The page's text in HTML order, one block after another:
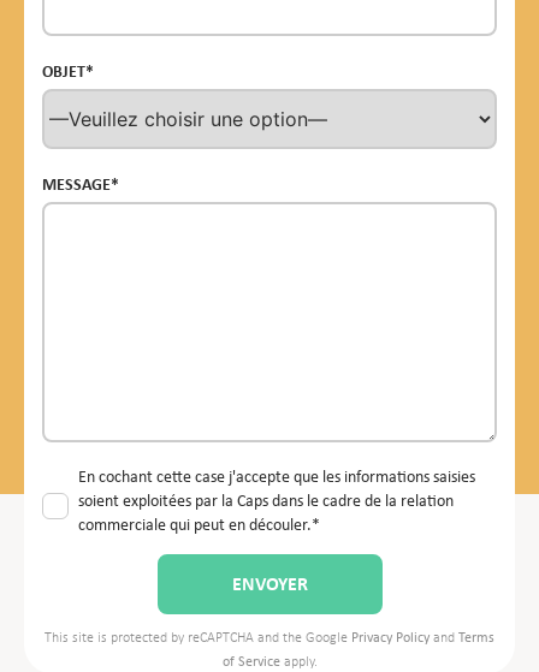
OBJET*
MESSAGE*
En cochant cette case j'accepte que les informations saisies
soient exploitées par la Caps dans le cadre de la relation
commerciale qui peut en découler.*
This site is protected by reCAPTCHA and the Google Privacy Policy and Terms
of Serviceapply.